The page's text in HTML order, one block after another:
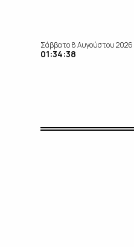
Σάββατο 8 Αυγούστου 2026
01:34:40